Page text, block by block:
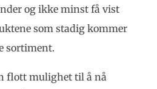
og ikke minst få vist
som stadig kommer
sortiment.
flott mulighet til å nå